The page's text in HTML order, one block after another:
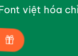
việt hóa